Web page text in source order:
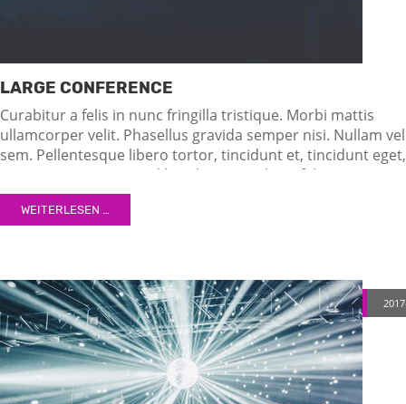
LARGE CONFERENCE
Curabitur a felis in nunc fringilla tristique. Morbi mattis
ullamcorper velit. Phasellus gravida semper nisi. Nullam vel
sem. Pellentesque libero tortor, tincidunt et, tincidunt eget,
semper nec, quam. Sed hendrerit. Morbi ac felis. Nunc
egestas, augue at pellentesque laoreet.
WEITERLESEN …